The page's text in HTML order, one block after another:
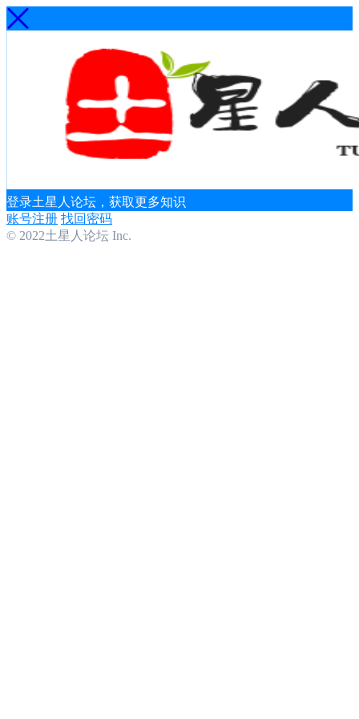
登录土星人论坛，获取更多知识
账号注册 找回密码
© 2022土星人论坛 Inc.